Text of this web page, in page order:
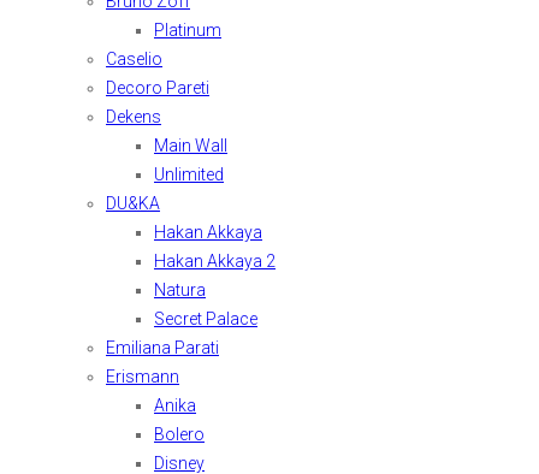
Platinum
Caselio
Decoro Pareti
Dekens
Main Wall
Unlimited
DU&KA
Hakan Akkaya
Hakan Akkaya 2
Natura
Secret Palace
Emiliana Parati
Erismann
Anika
Bolero
Disney